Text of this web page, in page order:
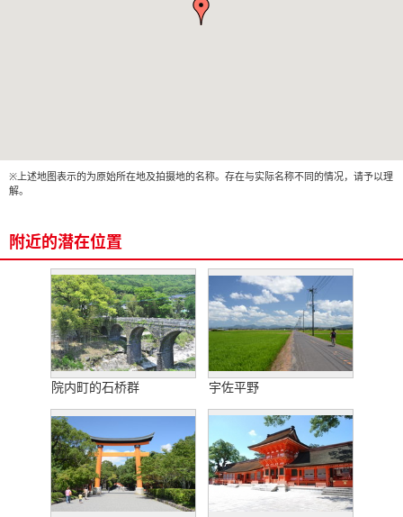
※上述地图表示的为原始所在地及拍摄地的名称。存在与实际名称不同的情况，请予以理
解。
附近的潜在位置
院内町的石桥群 宇佐平野